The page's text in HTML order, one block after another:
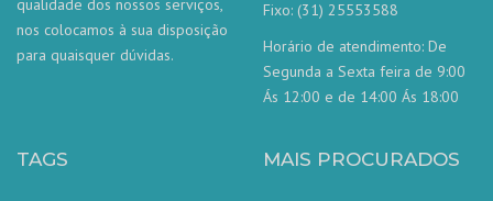
qualidade dos nossos serviços,
nos colocamos à sua disposição
para quaisquer dúvidas.
Fixo: (31) 25553588
Horário de atendimento: De
Segunda a Sexta feira de 9:00
Ás 12:00 e de 14:00 Ás 18:00
TAGS MAIS PROCURADOS